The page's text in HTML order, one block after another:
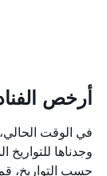
متوسط
الغرفة
هذه
الليلة
خلال
آخر
أيام
مع
التصنيف
أرخص
في الوقت
وجدناها
حسب التواريخ،